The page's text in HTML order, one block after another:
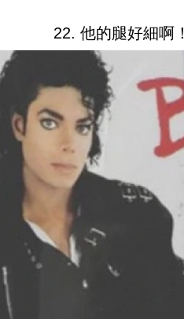
22. 他的腿好細啊！